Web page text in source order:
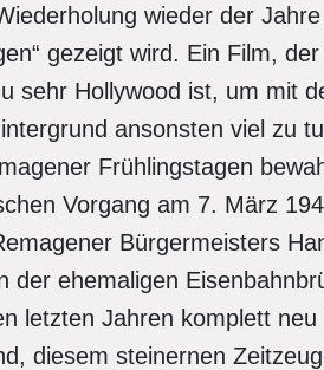
wieder der
gezeigt wird. Ein Film,
sehr Hollywood ist, um mit
ansonsten viel zu
Frühlingstagen
Vorgang am 7. März
Bürgermeisters
der ehemaligen
letzten Jahren komplett
diesem steinernen